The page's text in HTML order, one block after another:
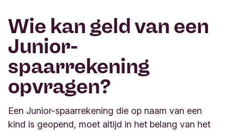
Wie kan geld van een
Junior-
spaarrekening
opvragen?
Een Junior-spaarrekening die op naam van een
kind is geopend, moet altijd in het belang van het